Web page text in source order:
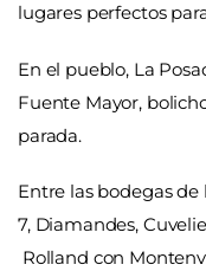
lugares perfectos
En el pueblo, La
Fuente Mayor,
parada.
Entre las bodegas de
7, Diamandes,
Rolland con